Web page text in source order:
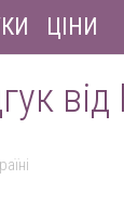
ЦІНИ